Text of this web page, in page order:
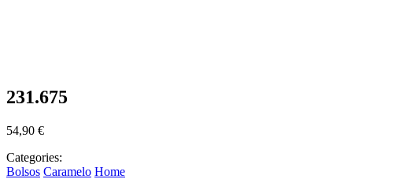
231.675
54,90 €
Categories:
Bolsos Caramelo Home